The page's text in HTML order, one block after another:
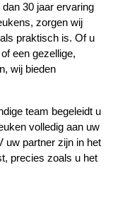
30 jaar ervaring
zorgen wij
praktisch is. Of u
een gezellige,
wij bieden
team begeleidt u
volledig aan uw
uw partner zijn in het
precies zoals u het